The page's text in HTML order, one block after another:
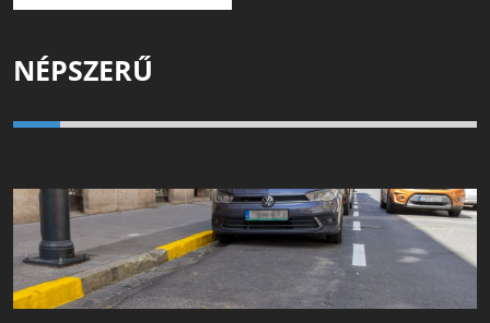
NÉPSZERŰ